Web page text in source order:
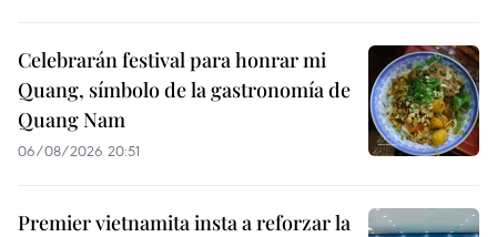
Celebrarán festival para honrar mi
Quang, símbolo de la gastronomía de
Quang Nam
06/08/2026 20:51
Premier vietnamita insta a reforzar la